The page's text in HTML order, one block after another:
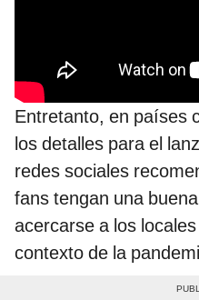
Entretanto, en países
los detalles para el
redes sociales
fans tengan una
acercarse a los
contexto de la